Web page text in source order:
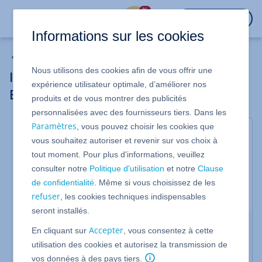
%
Importer des adresses de contact dans
Email Marketing
Valable pour IONOS Email Marketing
Importez facilement des contacts dans Email
Marketing de IONOS. Dans cet article, nous vous
montrons comment procéder et ce à quoi vous
devez faire attention.
Importer des adresses de contact
Connectez-vous à votre compte IONOS.
Informations sur les cookies
Nous utilisons des cookies afin de vous offrir une
expérience utilisateur optimale, d’améliorer nos
produits et de vous montrer des publicités
personnalisées avec des fournisseurs tiers. Dans les
Paramètres , vous pouvez choisir les cookies que
vous souhaitez autoriser et revenir sur vos choix à
tout moment. Pour plus d'informations, veuillez
consulter notre Politique d'utilisation et notreClause
de confidentialité . Même si vous choisissez de les
refuser , les cookies techniques indispensables
seront installés.
En cliquant surAccepter , vous consentez à cette
utilisation des cookies et autorisez la transmission de
vos données à des pays tiers.